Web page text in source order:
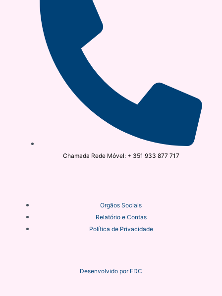
Chamada Rede Móvel: + 351 933 877 717
Orgãos Sociais
Relatório e Contas
Política de Privacidade
Desenvolvido por EDC